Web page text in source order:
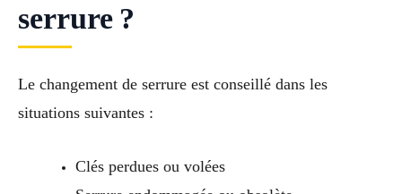
serrure ?
Le changement de serrure est conseillé dans les
situations suivantes :
Clés perdues ou volées